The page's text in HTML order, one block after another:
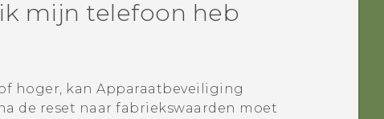
mijn telefoon heb
hoger, kan Apparaatbeveiliging
de reset naar fabriekswaarden moet